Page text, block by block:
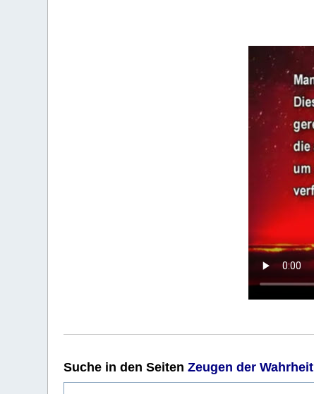
Suche in den SeitenZeugen der Wahrheit